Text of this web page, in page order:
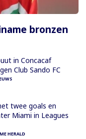
bronzen
in Concacaf
Club Sando FC
twee goals en
Miami in Leagues
HERALD